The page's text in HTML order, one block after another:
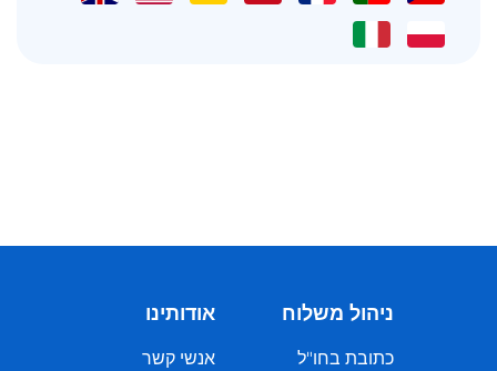
ניהול משלוח
כתובת בחו"ל
אודותינו
אנשי קשר